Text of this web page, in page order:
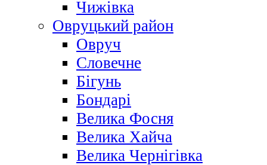
Чижівка
Овруцький район
Овруч
Словечне
Бігунь
Бондарі
Велика Фосня
Велика Хайча
Велика Чернігівка